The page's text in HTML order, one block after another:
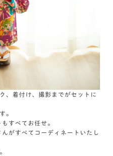
、着付け、撮影までがセットに
。
すべてお任せ。
がすべてコーディネートいたし